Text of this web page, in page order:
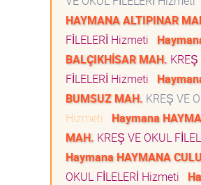
HAYMANA ALTIPINAR
FİLELERİ Hizmeti
BALÇIKHİSAR MAH.
FİLELERİ Hizmeti
BUMSUZ MAH. KREŞ VE
Hizmeti
Haymana
MAH. KREŞ VE OKUL
Haymana HAYMANA
OKUL FİLELERİ Hizmeti